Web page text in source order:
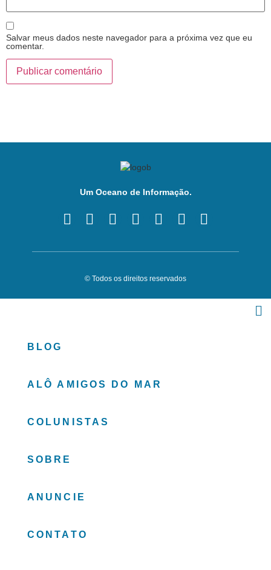
Salvar meus dados neste navegador para a próxima vez que eu
comentar.
Um Oceano de Informação.
© Todos os direitos reservados
BLOG
ALÔ AMIGOS DO MAR
COLUNISTAS
SOBRE
ANUNCIE
CONTATO